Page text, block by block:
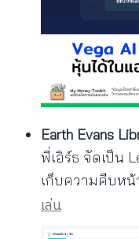
Earth Evans
พี่เอิร์ธ จัดเป็น
เก็บความคืบห
เล่น